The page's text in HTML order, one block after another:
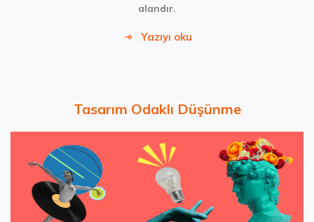
alandır.
Yazıyı oku
Tasarım Odaklı Düşünme